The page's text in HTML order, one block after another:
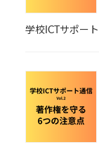
学校ICTサポー